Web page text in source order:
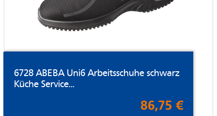
6728 ABEBA Uni6 Arbeitsschuhe schwarz
Küche Service...
86,75 €